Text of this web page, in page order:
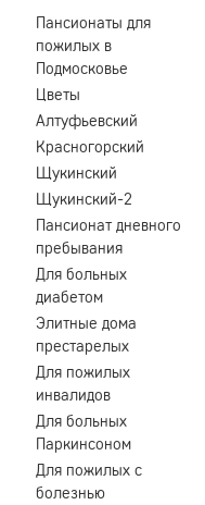
Пансионаты для
пожилых в
Подмосковье
Цветы
Алтуфьевский
Красногорский
Щукинский
Щукинский-2
Пансионат дневного
пребывания
Для больных
диабетом
Элитные дома
престарелых
Для пожилых
инвалидов
Для больных
Паркинсоном
Для пожилых с
болезнью